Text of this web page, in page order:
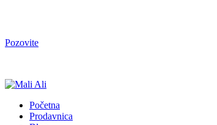
Pozovite
Početna
Prodavnica